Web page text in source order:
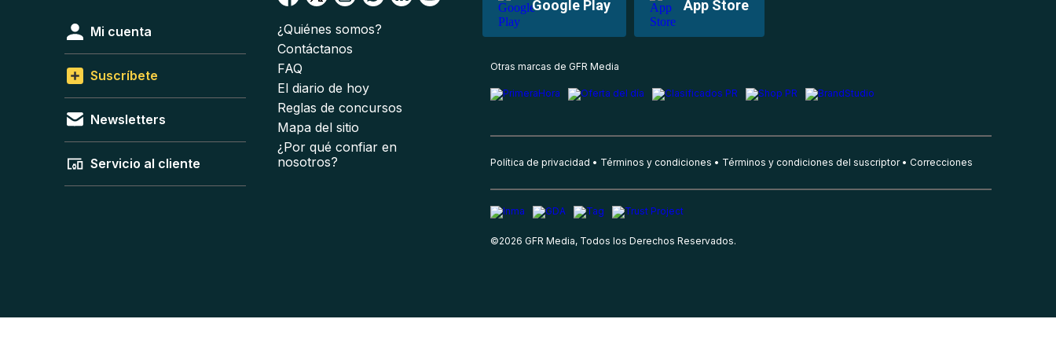
Google Play App Store
Mi cuenta
Suscríbete
Newsletters
Servicio al cliente
¿Quiénes somos?
Contáctanos
FAQ
El diario de hoy
Reglas de concursos
Mapa del sitio
¿Por qué confiar en
nosotros?
Otras marcas de GFR Media
Política de privacidad Términos y condiciones Términos y condiciones del suscriptor Correcciones
©2026 GFR Media, Todos los Derechos Reservados.